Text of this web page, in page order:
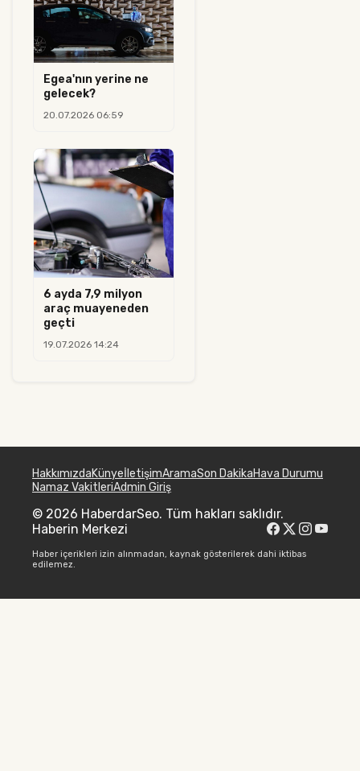
Egea'nın yerine ne
gelecek?
20.07.2026 06:59
6 ayda 7,9 milyon
araç muayeneden
geçti
19.07.2026 14:24
HakkımızdaKünyeİletişimAramaSon DakikaHava Durumu
Namaz VakitleriAdmin Giriş
© 2026 HaberdarSeo. Tüm hakları saklıdır.
Haberin Merkezi
Haber içerikleri izin alınmadan, kaynak gösterilerek dahi iktibas
edilemez.